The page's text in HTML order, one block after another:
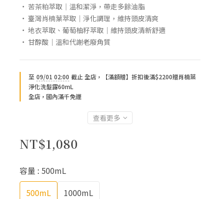
• 苦茶粕萃取｜溫和潔淨，帶走多餘油脂
• 臺灣肖楠葉萃取｜淨化調理，維持頭皮清爽
• 地衣萃取、葡萄柚籽萃取｜維持頭皮清新舒適
• 甘醇酸｜溫和代謝老廢角質
至 09/01 02:00 截止 全店，【滿額贈】折扣後滿$2200贈肖楠葉
淨化洗髮露60mL
全店，國內滿千免運
查看更多
NT$1,080
容量 : 500mL
500mL
1000mL